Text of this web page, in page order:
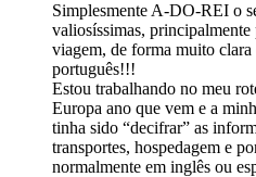
Simplesmente A-DO-REI o
valiosíssimas,
viagem, de forma muito
português!!!
Estou trabalhando no meu
Europa ano que vem e a
tinha sido “decifrar” as
transportes, hospedagem e
normalmente em inglês ou